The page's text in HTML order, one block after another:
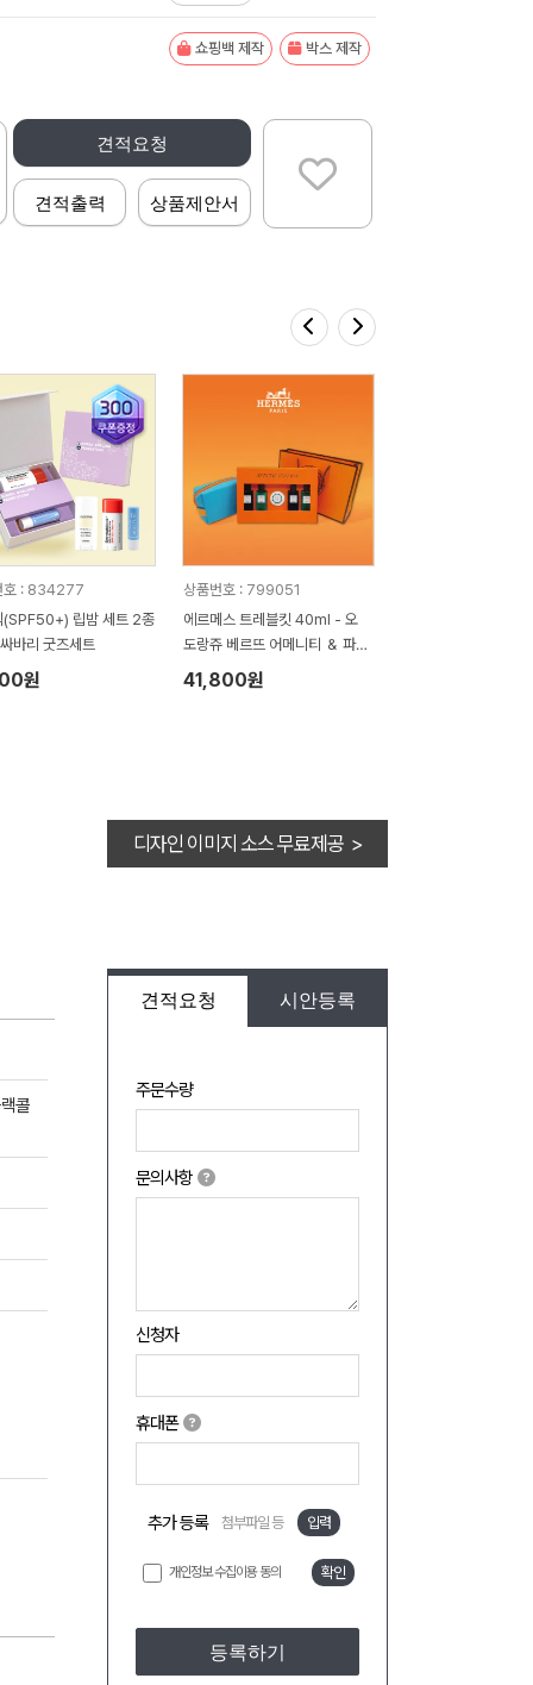
쇼핑백 제작 박스 제작
견적요청
견적출력 상품제안서
호 : 834277
(SPF50+) 립밤 세트 2종
바리 굿즈세트
원
상품번호 : 799051
에르메스 트레블킷 40ml - 오
도랑쥬 베르뜨 어메니티 ＆ 파우
치
41,800원
디자인 이미지 소스 무료제공 >
견적요청 시안등록
주문수량
문의사항
신청자
휴대폰
추가 등록 첨부파일 등 입력
개인정보 수집이용 동의 확인
등록하기
콜